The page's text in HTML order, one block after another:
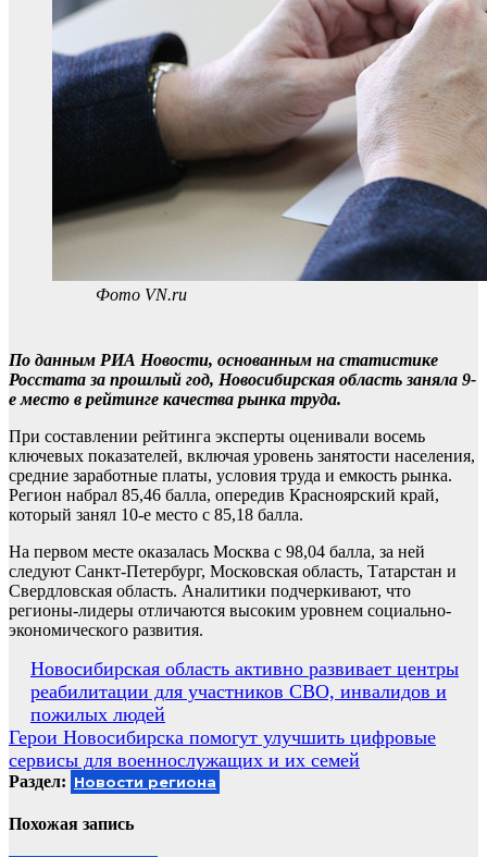
Фото VN.ru
По данным РИА Новости, основанным на статистике
Росстата за прошлый год, Новосибирская область заняла 9-
е место в рейтинге качества рынка труда.
При составлении рейтинга эксперты оценивали восемь
ключевых показателей, включая уровень занятости населения,
средние заработные платы, условия труда и емкость рынка.
Регион набрал 85,46 балла, опередив Красноярский край,
который занял 10-е место с 85,18 балла.
На первом месте оказалась Москва с 98,04 балла, за ней
следуют Санкт-Петербург, Московская область, Татарстан и
Свердловская область. Аналитики подчеркивают, что
регионы-лидеры отличаются высоким уровнем социально-
экономического развития.
Навигация
по
записям
Новосибирская область активно развивает центры
реабилитации для участников СВО, инвалидов и
пожилых людей
Герои Новосибирска помогут улучшить цифровые
сервисы для военнослужащих и их семей
Раздел: Новости региона
Похожая запись